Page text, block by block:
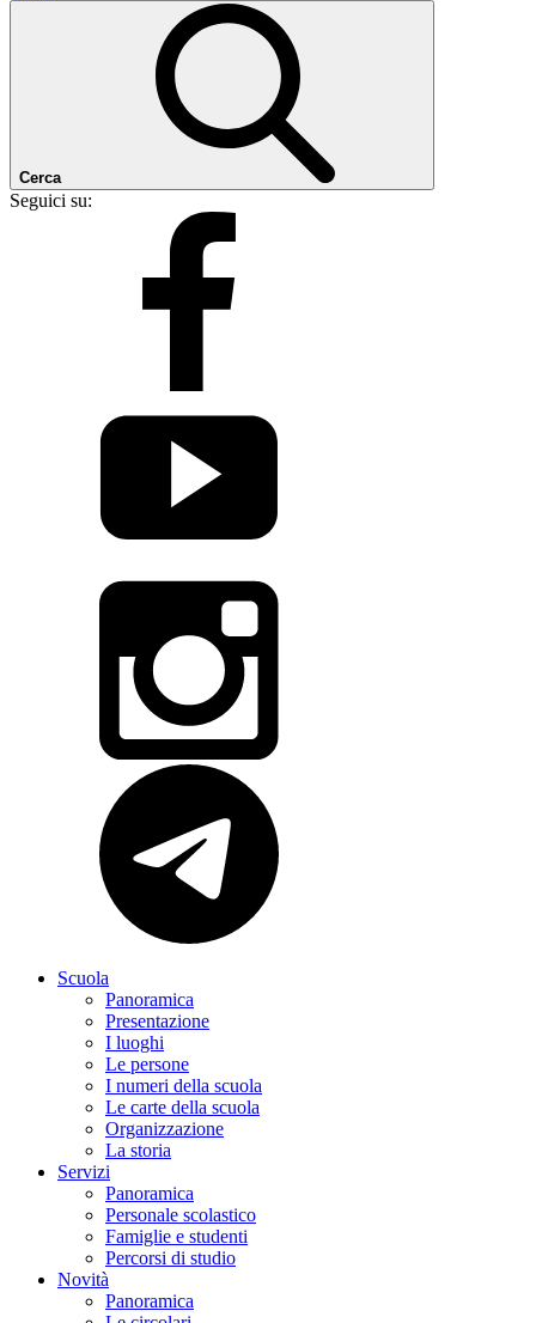
Cerca
Seguici su:
Scuola
Panoramica
Presentazione
I luoghi
Le persone
I numeri della scuola
Le carte della scuola
Organizzazione
La storia
Servizi
Panoramica
Personale scolastico
Famiglie e studenti
Percorsi di studio
Novità
Panoramica